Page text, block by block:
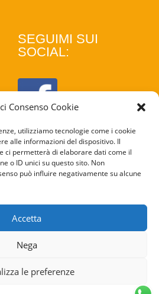
Consenso Cookie
utilizziamo tecnologie come i cookie
alle informazioni del dispositivo. Il
ci permetterà di elaborare dati come il
o ID unici su questo sito. Non
può influire negativamente su alcune
Accetta
Nega
le preferenze
SEGUIMI SUI
SOCIAL:
COOKIE
POLICY
PRIVACY